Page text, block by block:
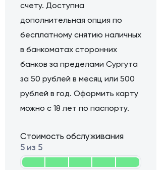
счету. Доступна
дополнительная опция по
бесплатному снятию наличных
в банкоматах сторонних
банков за пределами Сургута
за 50 рублей в месяц или 500
рублей в год. Оформить карту
можно с 18 лет по паспорту.
Стоимость обслуживания
5 из 5